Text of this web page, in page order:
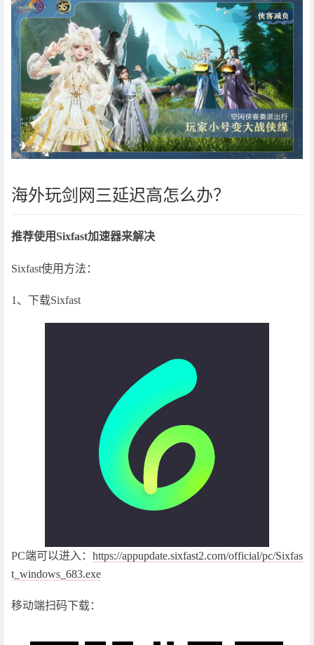
海外玩剑网三延迟高怎么办？
推荐使用Sixfast加速器来解决
Sixfast使用方法：
1、下载Sixfast
PC端可以进入： https://appupdate.sixfast2.com/official/pc/Sixfas
t_windows_683.exe
移动端扫码下载：